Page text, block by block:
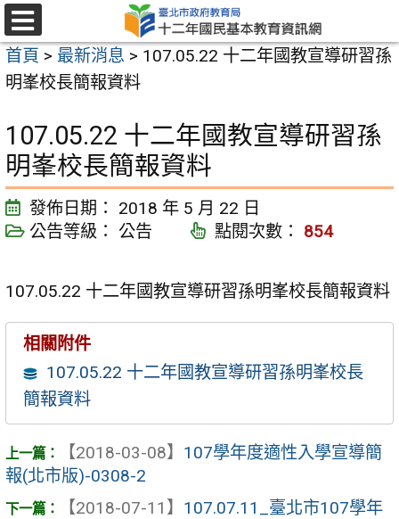
跳
至
主
要
容
區
選
單
首頁 > 最新消息 > 107.05.22 十二年國教宣導研習孫
明峯校長簡報資料
107.05.22 十二年國教宣導研習孫
明峯校長簡報資料
發佈日期：
2018 年 5 月 22 日
公告等級：
公告 點閱次數： 854
107.05.22 十二年國教宣導研習孫明峯校長簡報資料
相關附件
107.05.22 十二年國教宣導研習孫明峯校長
簡報資料
【2018-03-08】 107學年度適性入學宣導簡
報(北市版)-0308-2
【2018-07-11】 107.07.11_臺北市107學年